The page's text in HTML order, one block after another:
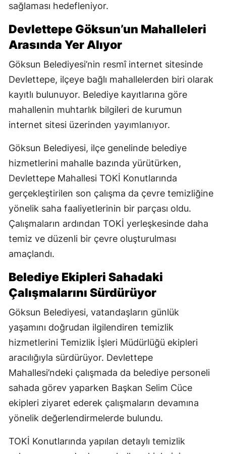
sağlaması hedefleniyor.
Devlettepe Göksun’un Mahalleleri
Arasında Yer Alıyor
Göksun Belediyesi’nin resmî internet sitesinde
Devlettepe, ilçeye bağlı mahallelerden biri olarak
kayıtlı bulunuyor. Belediye kayıtlarına göre
mahallenin muhtarlık bilgileri de kurumun
internet sitesi üzerinden yayımlanıyor.
Göksun Belediyesi, ilçe genelinde belediye
hizmetlerini mahalle bazında yürütürken,
Devlettepe Mahallesi TOKİ Konutlarında
gerçekleştirilen son çalışma da çevre temizliğine
yönelik saha faaliyetlerinin bir parçası oldu.
Çalışmaların ardından TOKİ yerleşkesinde daha
temiz ve düzenli bir çevre oluşturulması
amaçlandı.
Belediye Ekipleri Sahadaki
Çalışmalarını Sürdürüyor
Göksun Belediyesi, vatandaşların günlük
yaşamını doğrudan ilgilendiren temizlik
hizmetlerini Temizlik İşleri Müdürlüğü ekipleri
aracılığıyla sürdürüyor. Devlettepe
Mahallesi’ndeki çalışmada da belediye personeli
sahada görev yaparken Başkan Selim Cüce
ekipleri ziyaret ederek çalışmaların devamına
yönelik değerlendirmelerde bulundu.
TOKİ Konutlarında yapılan detaylı temizlik